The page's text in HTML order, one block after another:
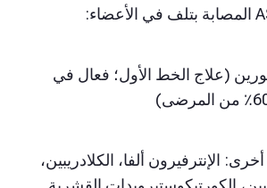
(علاج الخط الأول؛ فعال في
الإنترفيرون ألفا، الكلادريبين،